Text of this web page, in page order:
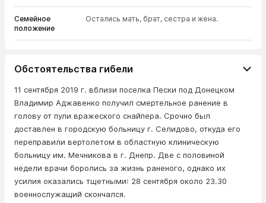
Семейное
положение
Остались мать, брат, сестра и жена.
Обстоятельства гибели
11 сентября 2019 г. вблизи поселка Пески под Донецком
Владимир Аджавенко получил смертельное ранение в
голову от пули вражеского снайпера. Срочно был
доставлен в городскую больницу г. Селидово, откуда его
переправили вертолетом в областную клиническую
больницу им. Мечникова в г. Днепр. Две с половиной
недели врачи боролись за жизнь раненого, однако их
усилия оказались тщетными: 28 сентября около 23.30
военнослужащий скончался.